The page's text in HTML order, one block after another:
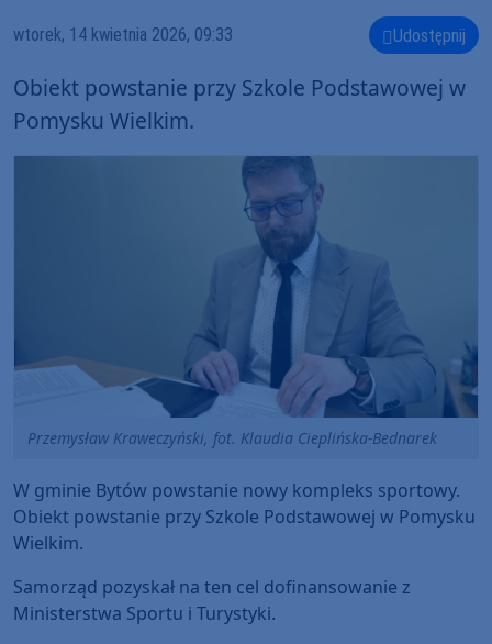
wtorek, 14 kwietnia 2026, 09:33 Udostępnij
Obiekt powstanie przy Szkole Podstawowej w
Pomysku Wielkim.
Przemysław Kraweczyński, fot. Klaudia Cieplińska-Bednarek
W gminie Bytów powstanie nowy kompleks sportowy.
Obiekt powstanie przy Szkole Podstawowej w Pomysku
Wielkim.
Samorząd pozyskał na ten cel dofinansowanie z
Ministerstwa Sportu i Turystyki.